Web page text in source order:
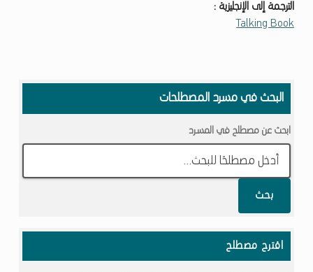
الترجمة إلى الإنجليزية :
Talking Book
Skip back to main navigation
البحث في مسرد المصطلحات
ابحث عن مصطلح في المسرد
بحث
اقترح مصطلح